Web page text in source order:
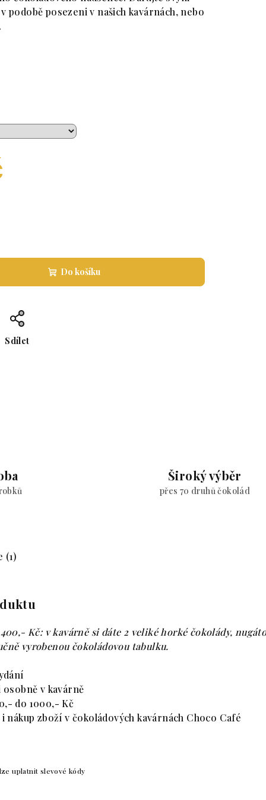
podobě posezeni v našich kavárnách, nebo
Do košíku
Sdílet
Široký výběr
přes 70 druhů čokolád
(1)
Kč: v kavárně si dáte 2 veliké horké čokolády,
vyrobenou čokoládovou tabulku.
v kavárně
do 1000,- Kč
nákup zboží v čokoládových kavárnách Choco Café
uplatnit slevové kódy